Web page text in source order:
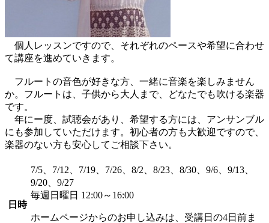
個人レッスンですので、それぞれのペースや希望に合わせ
て講座を進めていきます。
フルートの音色が好きな方、一緒に音楽を楽しみません
か。フルートは、子供から大人まで、どなたでも吹ける楽器
です。
年にー度、試聴会があり、希望する方には、アンサンブル
にも参加していただけます。初心者の方も大歓迎ですので、
楽器のない方も安心してご相談下さい。
日時
7/5、7/12、7/19、7/26、8/2、8/23、8/30、9/6、9/13、
9/20、9/27
毎週日曜日 12:00～16:00
ホームページからのお申し込みは、受講日の4日前ま